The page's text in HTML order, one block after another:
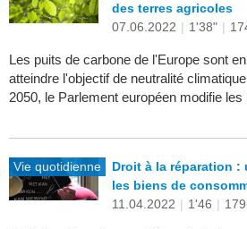
des terres agricoles
07.06.2022 | 1'38" |
Les puits de carbone de l'Europe sont
atteindre l'objectif de neutralité
2050, le Parlement européen modifie les
Vie quotidienne
Droit à la réparation
les biens de
11.04.2022 | 1'46 |